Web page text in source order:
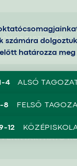
számára
határozza
4 ALSÓ
8 FELSŐ
12
AZ ERDŐ MINT
ÖKOSZISZTÉMA
MOZGÁS ÉS
FENNTARTHATÓ